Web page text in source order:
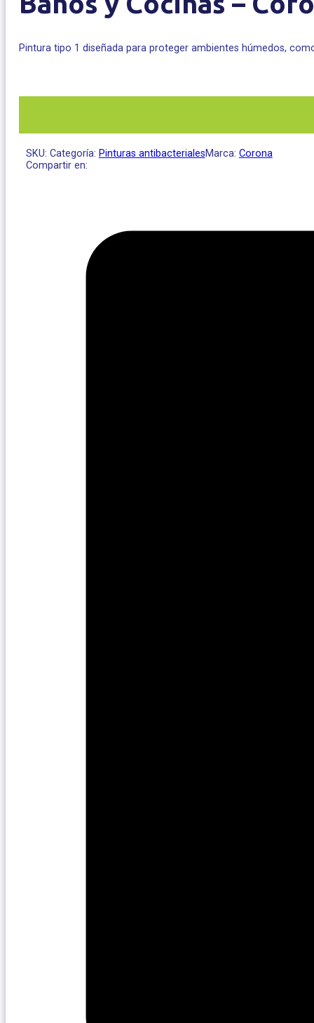
Pintura tipo 1 diseñada para proteger ambientes húmedos,
SKU: Categoría: Pinturas antibacterialesMarca: Corona
Compartir en: